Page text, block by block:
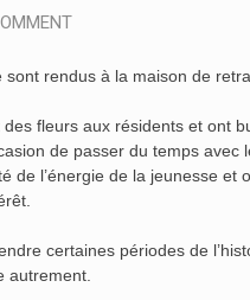
rendus à la maison de
fleurs aux résidents et ont
de passer du temps
de l’énergie de la jeunesse
certaines périodes de
autrement.